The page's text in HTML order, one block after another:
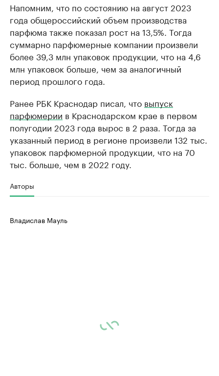
Напомним, что по состоянию на август 2023
года общероссийский объем производства
парфюма также показал рост на 13,5%. Тогда
суммарно парфюмерные компании произвели
более 39,3 млн упаковок продукции, что на 4,6
млн упаковок больше, чем за аналогичный
период прошлого года.
Ранее РБК Краснодар писал, что выпуск
парфюмерии в Краснодарском крае в первом
полугодии 2023 года вырос в 2 раза. Тогда за
указанный период в регионе произвели 132 тыс.
упаковок парфюмерной продукции, что на 70
тыс. больше, чем в 2022 году.
Авторы
Владислав Мауль